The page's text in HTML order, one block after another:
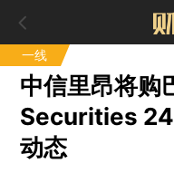
一线
中信里昂将购
Securities
动态